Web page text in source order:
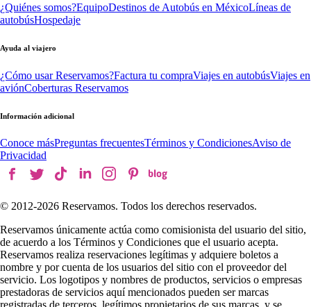
¿Quiénes somos?EquipoDestinos de Autobús en MéxicoLíneas de
autobúsHospedaje
Ayuda al viajero
¿Cómo usar Reservamos?Factura tu compraViajes en autobúsViajes en
aviónCoberturas Reservamos
Información adicional
Conoce másPreguntas frecuentesTérminos y CondicionesAviso de
Privacidad
© 2012-2026 Reservamos. Todos los derechos reservados.
Reservamos únicamente actúa como comisionista del usuario del sitio,
de acuerdo a los Términos y Condiciones que el usuario acepta.
Reservamos realiza reservaciones legítimas y adquiere boletos a
nombre y por cuenta de los usuarios del sitio con el proveedor del
servicio. Los logotipos y nombres de productos, servicios o empresas
prestadoras de servicios aquí mencionados pueden ser marcas